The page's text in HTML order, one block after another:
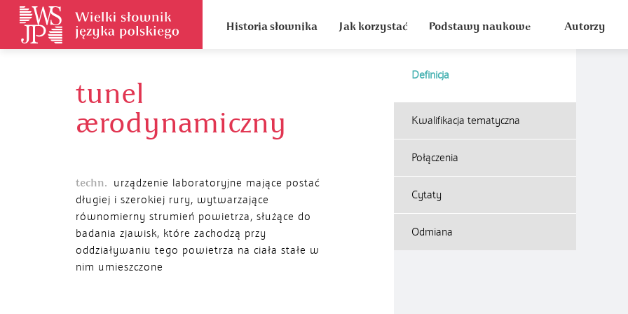
Historia słownika Jak korzystać Podstawy naukowe Autorzy
tunel
aerodynamiczny
Definicja
techn.
urządzenie laboratoryjne mające postać
długiej i szerokiej rury, wytwarzające
równomierny strumień powietrza, służące do
badania zjawisk, które zachodzą przy
oddziaływaniu tego powietrza na ciała stałe w
nim umieszczone
Kwalifikacja tematyczna
Połączenia
Cytaty
Odmiana